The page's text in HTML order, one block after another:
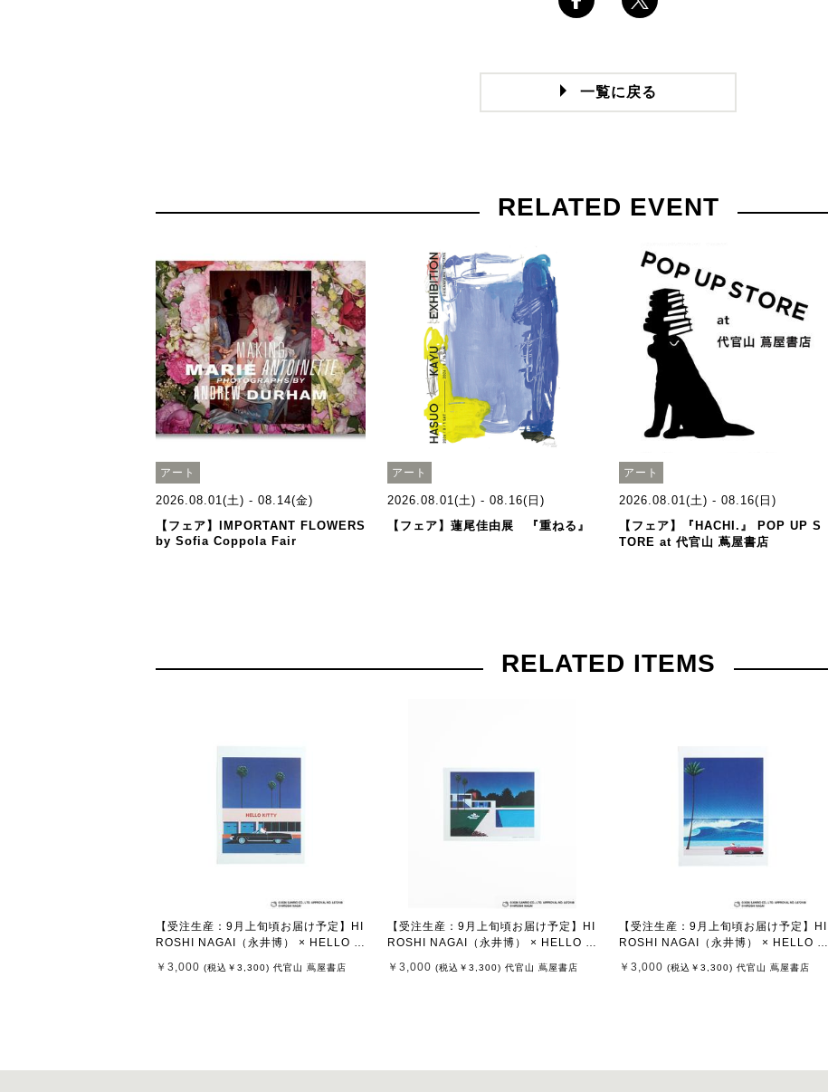
一覧に戻る
RELATED EVENT
アート
2026.08.01(土) - 08.14(金)
【フェア】IMPORTANT FLOWERS
by Sofia Coppola Fair
アート
2026.08.01(土) - 08.16(日)
【フェア】蓮尾佳由展 『重ねる』
アート
2026.08.01(土) - 08.16(日)
【フェア】『HACHI.』 POP UP S
TORE at 代官山 蔦屋書店
RELATED ITEMS
【受注生産：9月上旬頃お届け予定】HI
ROSHI NAGAI（永井博） × HELLO KI
N-PT Untitled 1
￥3,000 (税込 ￥3,300) 代官山 蔦屋書店
【受注生産：9月上旬頃お届け予定】HI
ROSHI NAGAI（永井博） × HELLO KI
N-PT Untitled 3
￥3,000 (税込 ￥3,300) 代官山 蔦屋書店
【受注生産：9月上旬頃お届け予定】HI
ROSHI NAGAI（永井博） × HELLO KI
N-PT Untitled 2
￥3,000 (税込 ￥3,300) 代官山 蔦屋書店